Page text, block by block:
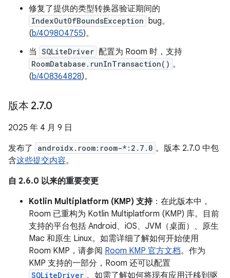
修复了提供的类型转换器验证期间的
IndexOutOfBoundsException bug。
(b/409804755)。
当 SQLiteDriver 配置为 Room 时，支持
RoomDatabase.runInTransaction() 。
(b/408364828)。
版本 2.7.0
2025 年 4 月 9 日
发布了
androidx.room:room-*:2.7.0 。版本 2.7.0 中包
含这些提交内容。
自 2.6.0 以来的重要变更
Kotlin Multiplatform (KMP) 支持：在此版本中，
Room 已重构为 Kotlin Multiplatform (KMP) 库。目前
支持的平台包括 Android、iOS、JVM（桌面）、原生
Mac 和原生 Linux。如需详细了解如何开始使用
Room KMP，请参阅 Room KMP 官方文档。作为
KMP 支持的一部分，Room 还可以配置
SQLiteDriver 。如需了解如何将现有应用迁移到驱